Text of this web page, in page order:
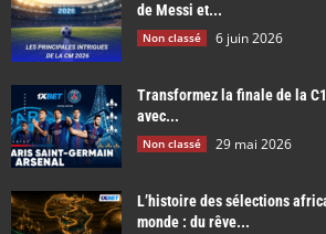
de Messi et...
Non classé 6 juin 2026
Transformez la finale de la
avec...
Non classé 29 mai 2026
L’histoire des sélections
monde : du rêve...